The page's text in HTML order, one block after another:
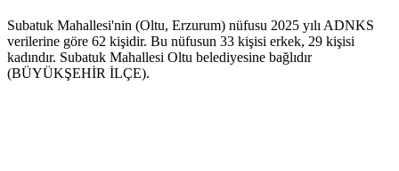
Subatuk Mahallesi'nin (Oltu, Erzurum) nüfusu 2025 yılı ADNKS
verilerine göre 62 kişidir. Bu nüfusun 33 kişisi erkek, 29 kişisi
kadındır. Subatuk Mahallesi Oltu belediyesine bağlıdır
(BÜYÜKŞEHİR İLÇE).